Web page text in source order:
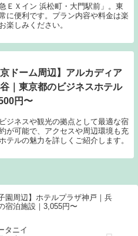
ＥＸイン 浜松町・大門駅前」。東
に便利です。プラン内容や料金は楽
楽しみください。
京ドーム周辺】アルカディア
｜東京都のビジネスホテル
円〜
ジネスや観光の拠点として最適な宿
が可能で、アクセスや周辺環境も充
テルの魅力を詳しくご紹介します。
園周辺】ホテルプラザ神戸｜兵
宿泊施設｜3,055円〜
タニイ